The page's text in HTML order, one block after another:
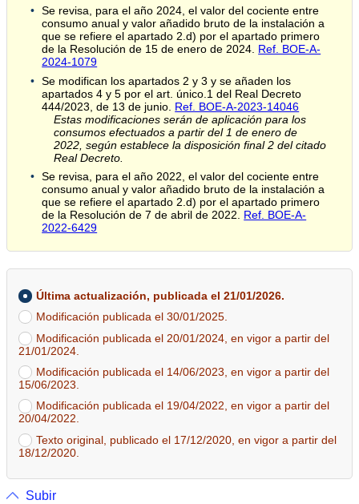
Se revisa, para el año 2024, el valor del cociente entre
consumo anual y valor añadido bruto de la instalación a
que se refiere el apartado 2.d) por el apartado primero
de la Resolución de 15 de enero de 2024. Ref. BOE-A-
2024-1079
Se modifican los apartados 2 y 3 y se añaden los
apartados 4 y 5 por el art. único.1 del Real Decreto
444/2023, de 13 de junio. Ref. BOE-A-2023-14046
Estas modificaciones serán de aplicación para los
consumos efectuados a partir del 1 de enero de
2022, según establece la disposición final 2 del citado
Real Decreto.
Se revisa, para el año 2022, el valor del cociente entre
consumo anual y valor añadido bruto de la instalación a
que se refiere el apartado 2.d) por el apartado primero
de la Resolución de 7 de abril de 2022. Ref. BOE-A-
2022-6429
Última actualización, publicada el 21/01/2026.
Modificación publicada el 30/01/2025.
Modificación publicada el 20/01/2024, en vigor a partir del
21/01/2024.
Modificación publicada el 14/06/2023, en vigor a partir del
15/06/2023.
Modificación publicada el 19/04/2022, en vigor a partir del
20/04/2022.
Texto original, publicado el 17/12/2020, en vigor a partir del
18/12/2020.
Subir